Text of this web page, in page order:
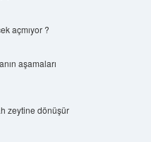
açmıyor ?
aşamaları
zeytine dönüşür